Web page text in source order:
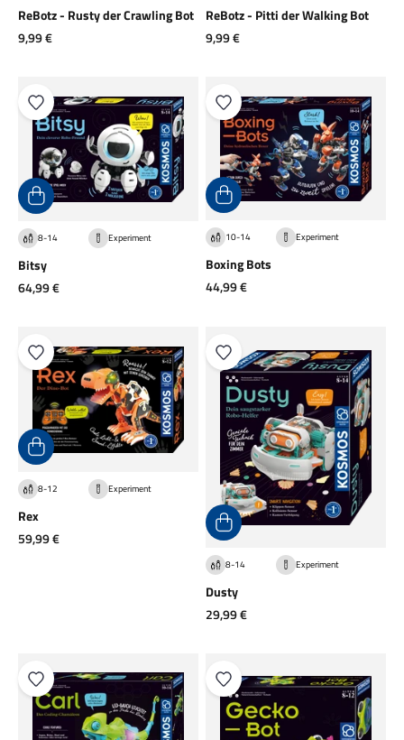
ReBotz - Rusty der Crawling Bot
Angebot
9,99 €
ReBotz - Pitti der Walking Bot
Angebot
9,99 €
8-14 Experiment
Bitsy
Angebot
64,99 €
10-14 Experiment
Boxing Bots
Angebot
44,99 €
8-12 Experiment
Rex
Angebot
59,99 €
8-14 Experiment
Dusty
Angebot
29,99 €